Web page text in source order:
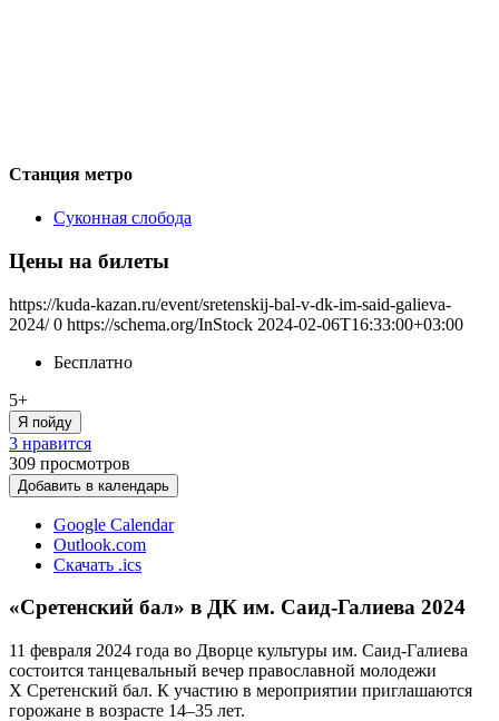
Станция метро
Суконная слобода
Цены на билеты
https://kuda-kazan.ru/event/sretenskij-bal-v-dk-im-said-galieva-
2024/ 0 https://schema.org/InStock 2024-02-06T16:33:00+03:00
Бесплатно
5+
Я пойду
3 нравится
309 просмотров
Добавить в календарь
Google Calendar
Outlook.com
Скачать .ics
«Сретенский бал» в ДК им. Саид-Галиева 2024
11 февраля 2024 года во Дворце культуры им. Саид-Галиева
состоится танцевальный вечер православной молодежи
X Сретенский бал. К участию в мероприятии приглашаются
горожане в возрасте 14–35 лет.